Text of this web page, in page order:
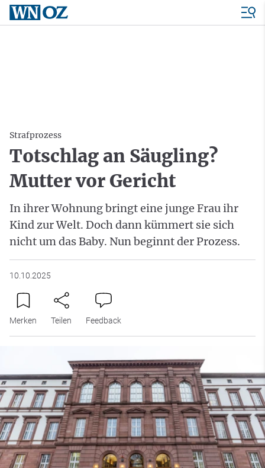
Strafprozess
Totschlag an Säugling?
Mutter vor Gericht
In ihrer Wohnung bringt eine junge Frau ihr
Kind zur Welt. Doch dann kümmert sie sich
nicht um das Baby. Nun beginnt der Prozess.
10.10.2025
Merken Teilen Feedback